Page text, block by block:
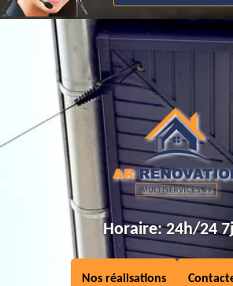
Horaire: 24h/24
Nos réalisations